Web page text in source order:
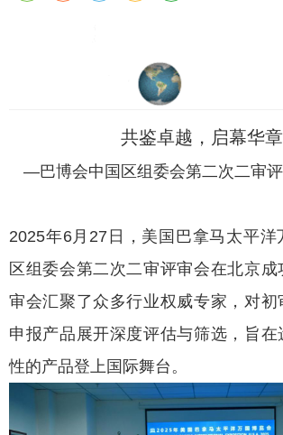
共鉴卓越，启幕华章
—巴博会中国区组委会第二次二审
2025年6月27日，美国巴拿马太平洋
区组委会第二次二审评审会在北京
审会汇聚了众多行业权威专家，对初
申报产品展开深度评估与筛选，旨在
性的产品登上国际舞台。